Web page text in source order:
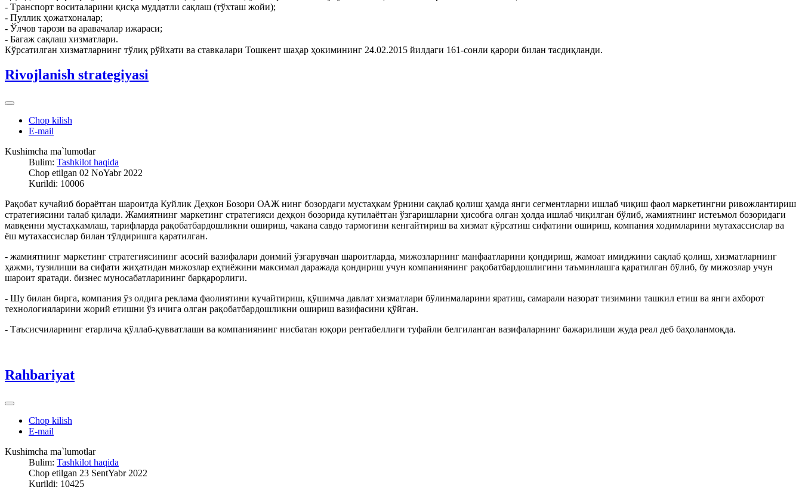
- Tранспорт воситаларини қисқа муддатли сақлаш (тўхташ жойи);
- Пуллик ҳожатхоналар;
- Ўлчов тарози ва аравачалар ижараси;
- Багаж сақлаш хизматлари.
Кўрсатилган хизматларнинг тўлиқ рўйхати ва ставкалари Тошкент шаҳар ҳокимининг 24.02.2015 йилдаги 161-сонли қарори билан тасдиқланди.
Rivojlanish strategiyasi
Chop kilish
E-mail
Kushimcha ma`lumotlar
Bulim: Tashkilot haqida
Chop etilgan 02 NoYabr 2022
Kurildi: 10006
Рақобат кучайиб бораётган шароитда Куйлик Деҳкон Бозори ОАЖ нинг бозордаги мустаҳкам ўрнини сақлаб қолиш ҳамда янги сегментларни ишлаб чиқиш фаол маркетингни ривожлантириш
стратегиясини талаб қилади. Жамиятнинг маркетинг стратегияси деҳқон бозорида кутилаётган ўзгаришларни ҳисобга олган ҳолда ишлаб чиқилган бўлиб, жамиятнинг истеъмол бозоридаги
мавқеини мустаҳкамлаш, тарифларда рақобатбардошликни ошириш, чакана савдо тармоғини кенгайтириш ва хизмат кўрсатиш сифатини ошириш, компания ходимларини мутахассислар ва
ёш мутахассислар билан тўлдиришга қаратилган.
- жамиятнинг маркетинг стратегиясининг асосий вазифалари доимий ўзгарувчан шароитларда, мижозларнинг манфаатларини қондириш, жамоат имиджини сақлаб қолиш, хизматларнинг
ҳажми, тузилиши ва сифати жиҳатидан мижозлар еҳтиёжини максимал даражада қондириш учун компаниянинг рақобатбардошлигини таъминлашга қаратилган бўлиб, бу мижозлар учун
шароит яратади. бизнес муносабатларининг барқарорлиги.
- Шу билан бирга, компания ўз олдига реклама фаолиятини кучайтириш, қўшимча давлат хизматлари бўлинмаларини яратиш, самарали назорат тизимини ташкил етиш ва янги ахборот
технологияларини жорий етишни ўз ичига олган рақобатбардошликни ошириш вазифасини қўйган.
- Таъсисчиларнинг етарлича қўллаб-қувватлаши ва компаниянинг нисбатан юқори рентабеллиги туфайли белгиланган вазифаларнинг бажарилиши жуда реал деб баҳоланмоқда.
Rahbariyat
Chop kilish
E-mail
Kushimcha ma`lumotlar
Bulim: Tashkilot haqida
Chop etilgan 23 SentYabr 2022
Kurildi: 10425